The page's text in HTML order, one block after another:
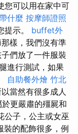
您可以用在家中可
什麼 按摩師證照
提示。 buffet外
樣，我們沒有準
們放了一件服裝
進行測試，如果
自助餐外燴 竹北
當然有很多成人
更嚴肅的殭屍和
公子，公主或女巫
裝的配飾很多，例